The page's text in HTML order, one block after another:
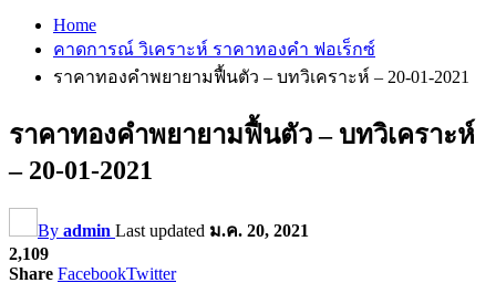
Home
คาดการณ์ วิเคราะห์ ราคาทองคำ ฟอเร็กซ์
ราคาทองคำพยายามฟื้นตัว – บทวิเคราะห์ – 20-01-2021
ราคาทองคำพยายามฟื้นตัว – บทวิเคราะห์
– 20-01-2021
By admin Last updated ม.ค. 20, 2021
2,109
Share FacebookTwitter